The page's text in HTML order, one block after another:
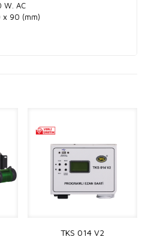
W. AC
90 (mm)
TKS 014 V2